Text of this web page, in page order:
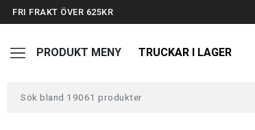
FRI FRAKT ÖVER 625KR
PRODUKT MENY TRUCKAR I LAGER